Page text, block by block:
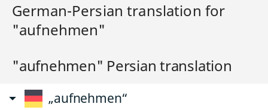
German-Persian translation for
"aufnehmen"
"aufnehmen" Persian translation
„aufnehmen“